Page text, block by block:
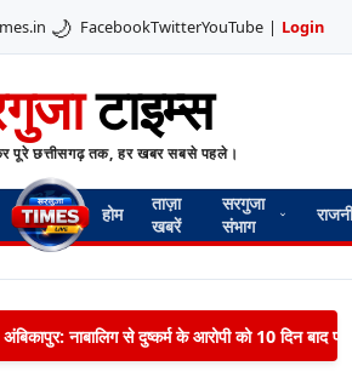
🌙 FacebookTwitterYouTube | Login
टाइम्स
पूरे छत्तीसगढ़ तक, हर खबर सबसे पहले।
होम
ताज़ा
खबरें
सरगुजा
संभाग
अंबिकापुर: नाबालिग से दुष्कर्म के आरोपी को 10 दिन बाद